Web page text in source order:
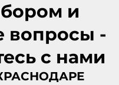
и
вопросы -
с нами